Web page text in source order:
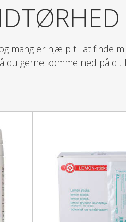
mangler hjælp til at finde
du gerne komme ned på